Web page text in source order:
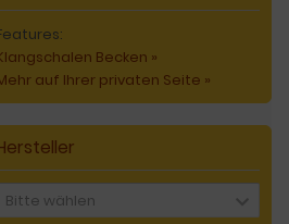
Becken »
auf Ihrer privaten Seite »
Bitte wählen